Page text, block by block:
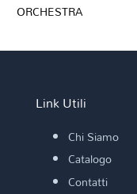
ORCHESTRA
Link Utili
Chi Siamo
Catalogo
Contatti